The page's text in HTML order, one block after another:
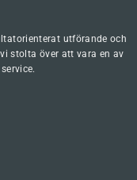
utförande och
stolta över att vara en av